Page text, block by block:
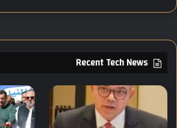
Recent Tech News